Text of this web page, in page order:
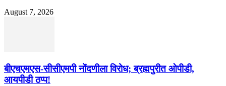
August 7, 2026
बीएचएमएस-सीसीएमपी नोंदणीला विरोध; ब्रह्मपुरीत ओपीडी,
आयपीडी ठप्प!